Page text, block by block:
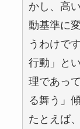
かし、高
動基準に
うわけで
行動」と
理であっ
る舞う」
たとえば